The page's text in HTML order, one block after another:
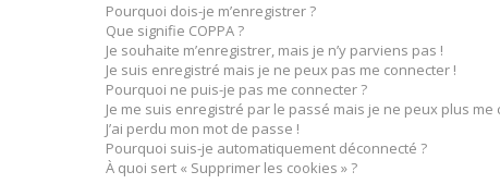
Pourquoi dois-je m’enregistrer ?
Que signifie COPPA ?
Je souhaite m’enregistrer, mais je n’y parviens pas !
Je suis enregistré mais je ne peux pas me connecter !
Pourquoi ne puis-je pas me connecter ?
Je me suis enregistré par le passé mais je ne peux plus me
J’ai perdu mon mot de passe !
Pourquoi suis-je automatiquement déconnecté ?
À quoi sert « Supprimer les cookies » ?